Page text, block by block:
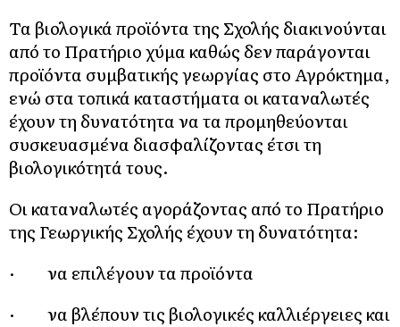
Τα βιολογικά προϊόντα της Σχολής διακινούνται
από το Πρατήριο χύμα καθώς δεν παράγονται
προϊόντα συμβατικής γεωργίας στο Αγρόκτημα,
ενώ στα τοπικά καταστήματα οι καταναλωτές
έχουν τη δυνατότητα να τα προμηθεύονται
συσκευασμένα διασφαλίζοντας έτσι τη
βιολογικότητά τους.
Οι καταναλωτές αγοράζοντας από το Πρατήριο
της Γεωργικής Σχολής έχουν τη δυνατότητα:
· να επιλέγουν τα προϊόντα
· να βλέπουν τις βιολογικές καλλιέργειες και